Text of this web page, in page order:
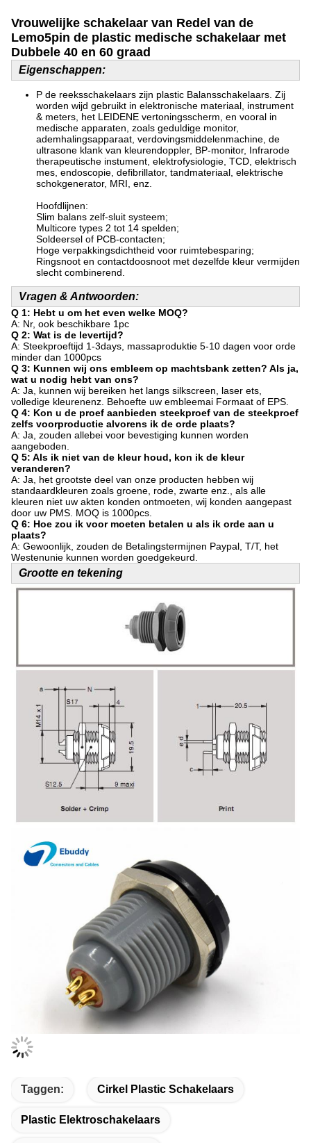
Vrouwelijke schakelaar van Redel van de
Lemo5pin de plastic medische schakelaar met
Dubbele 40 en 60 graad
Eigenschappen:
P de reeksschakelaars zijn plastic Balansschakelaars. Zij
worden wijd gebruikt in elektronische materiaal, instrument
& meters, het LEIDENE vertoningsscherm, en vooral in
medische apparaten, zoals geduldige monitor,
ademhalingsapparaat, verdovingsmiddelenmachine, de
ultrasone klank van kleurendoppler, BP-monitor, Infrarode
therapeutische instument, elektrofysiologie, TCD, elektrisch
mes, endoscopie, defibrillator, tandmateriaal, elektrische
schokgenerator, MRI, enz.
Hoofdlijnen:
Slim balans zelf-sluit systeem;
Multicore types 2 tot 14 spelden;
Soldeersel of PCB-contacten;
Hoge verpakkingsdichtheid voor ruimtebesparing;
Ringsnoot en contactdoosnoot met dezelfde kleur vermijden
slecht combinerend.
Vragen & Antwoorden:
Q 1: Hebt u om het even welke MOQ?
A: Nr, ook beschikbare 1pc
Q 2: Wat is de levertijd?
A: Steekproeftijd 1-3days, massaproduktie 5-10 dagen voor orde
minder dan 1000pcs
Q 3: Kunnen wij ons embleem op machtsbank zetten? Als ja,
wat u nodig hebt van ons?
A: Ja, kunnen wij bereiken het langs silkscreen, laser ets,
volledige kleurenenz. Behoefte uw embleemai Formaat of EPS.
Q 4: Kon u de proef aanbieden steekproef van de steekproef
zelfs voorproductie alvorens ik de orde plaats?
A: Ja, zouden allebei voor bevestiging kunnen worden
aangeboden.
Q 5: Als ik niet van de kleur houd, kon ik de kleur
veranderen?
A: Ja, het grootste deel van onze producten hebben wij
standaardkleuren zoals groene, rode, zwarte enz., als alle
kleuren niet uw akten konden ontmoeten, wij konden aangepast
door uw PMS. MOQ is 1000pcs.
Q 6: Hoe zou ik voor moeten betalen u als ik orde aan u
plaats?
A: Gewoonlijk, zouden de Betalingstermijnen Paypal, T/T, het
Westenunie kunnen worden goedgekeurd.
Grootte en tekening
Taggen: Cirkel Plastic Schakelaars
Plastic Elektroschakelaars